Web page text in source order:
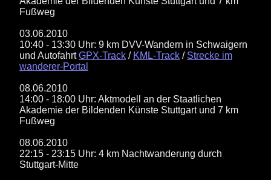
Fußweg
03.06.2010
10:40 - 13:30 Uhr: 9 km DVV-Wandern in Schwaigern
und AutofahrtGPX-Track / KML-Track / Strecke im
wanderer-Portal
08.06.2010
14:00 - 18:00 Uhr: Aktmodell an der Staatlichen
Akademie der Bildenden Künste Stuttgart und 7 km
Fußweg
08.06.2010
22:15 - 23:15 Uhr: 4 km Nachtwanderung durch
Stuttgart-Mitte